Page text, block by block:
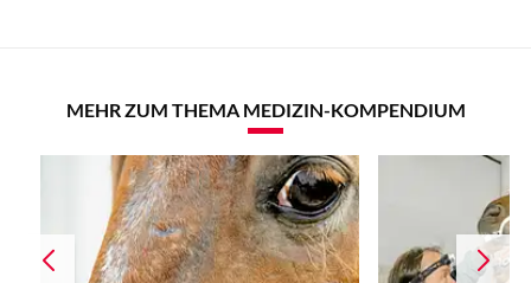
MEHR ZUM THEMA MEDIZIN-KOMPENDIUM